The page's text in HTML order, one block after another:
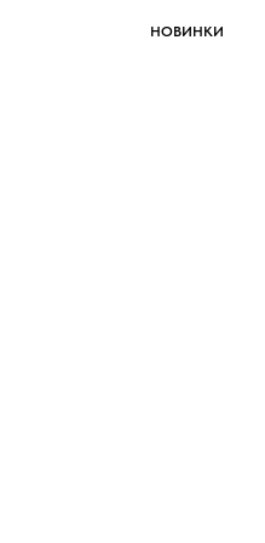
НОВИНКИ